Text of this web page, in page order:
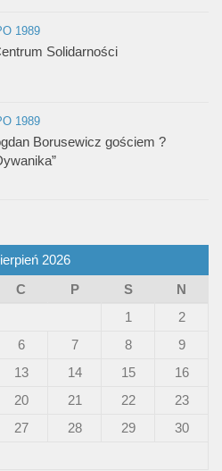
1989
Solidarności
1989
Borusewicz gościem ?
2026
C P S
N
1
2
6 7 8
9
13 14 15
16
20 21 22
23
27 28 29
30